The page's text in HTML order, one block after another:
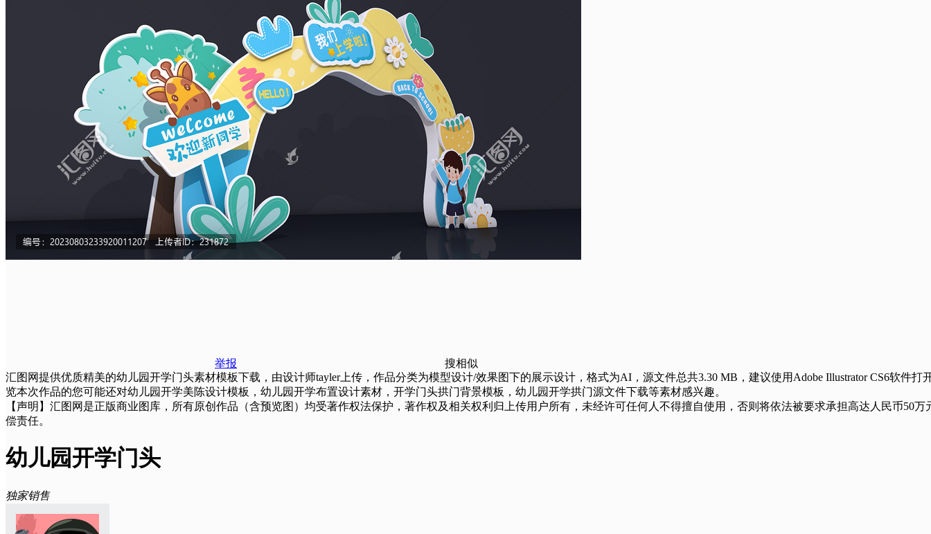
举报
搜相似
汇图网提供优质精美的幼儿园开学门头素材模板下载，由设计师tayler上传，作品分类为模型设计/效果图下的展示设计，格式为AI，源文件总共3.30 MB，建议使用Adobe Illustrator CS6软件打
览本次作品的您可能还对幼儿园开学美陈设计模板，幼儿园开学布置设计素材，开学门头拱门背景模板，幼儿园开学拱门源文件下载等素材感兴趣。
【声明】汇图网是正版商业图库，所有原创作品（含预览图）均受著作权法保护，著作权及相关权利归上传用户所有，未经许可任何人不得擅自使用，否则将依法被要求承担高达人民币50万
偿责任。
幼儿园开学门头
独家销售